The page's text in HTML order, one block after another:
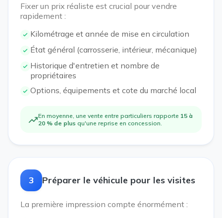
Fixer un prix réaliste est crucial pour vendre
rapidement :
Kilométrage et année de mise en circulation
État général (carrosserie, intérieur, mécanique)
Historique d'entretien et nombre de
propriétaires
Options, équipements et cote du marché local
En moyenne, une vente entre particuliers rapporte 15 à
20 % de plus qu'une reprise en concession.
3 Préparer le véhicule pour les visites
La première impression compte énormément :